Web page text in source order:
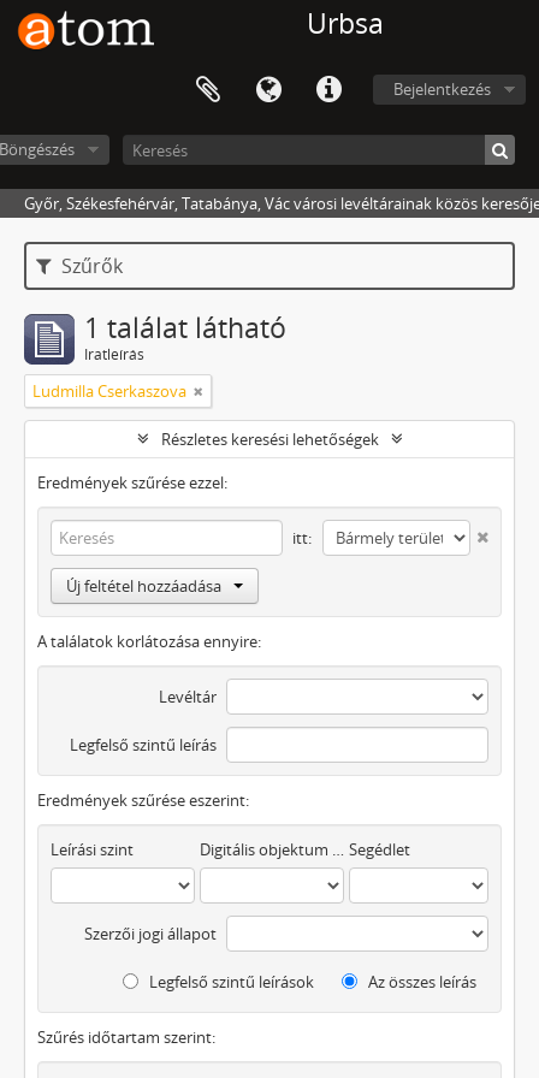
Urbsa
Bejelentkezés
Győr, Székesfehérvár, Tatabánya, Vác városi levéltárainak közös
Szűrők
1 találat látható
Iratleírás
Ludmilla Cserkaszova
Részletes keresési lehetőségek
Eredmények szűrése ezzel:
itt:
Új feltétel hozzáadása
A találatok korlátozása ennyire:
Levéltár
Legfelső szintű leírás
Eredmények szűrése eszerint:
Leírási szint Digitális objektum áll rendelkezésre Segédlet
Szerzői jogi állapot
Legfelső szintű leírások Az összes leírás
Szűrés időtartam szerint: